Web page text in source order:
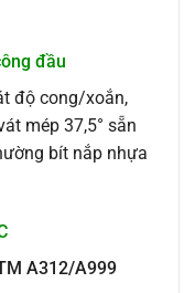
đầu
độ cong/xoắn,
mép 37,5° sẵn
bít nắp nhựa
A312/A999